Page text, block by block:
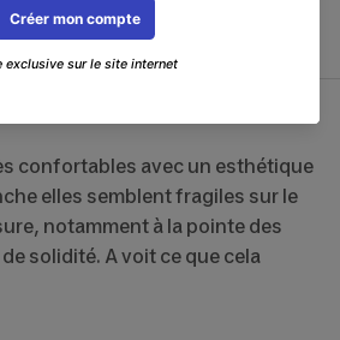
confortables avec un esthétique
elles semblent fragiles sur le
notamment à la pointe des
solidité. A voit ce que cela